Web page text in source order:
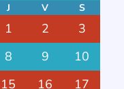
J V S
1 2
3
8 9
10
15 16 17